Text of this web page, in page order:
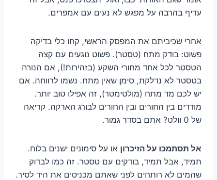
עדיף בהרבה על מפגש לא נעים עם אמפרים.
אחרי שכיביתם את המפסק הראשי, קחו כלי בדיקה
פשוט: בודק מתח (טסטר). פשוט נוגעים עם קצה
הטסטר לכל אחד מחורי השקע (בזהירות!), אם הנורה
בטסטר לא נדלקת, סימן שאין מתח. נשמו לרווחה. אם
יש לכם מד מתח (מולטימטר), זה אפילו טוב יותר.
מודדים בין החורים ובין החורים לבורג הארקה. קריאה
של 0 וולט? אתם בסדר גמור.
אל תסתמכו על הזיכרון או על סימונים ישנים בלוח.
תמיד, אבל תמיד, בודקים עם טסטר. זה כמו לבדוק
שהמים לא רותחים לפני שאתם מכניסים את היד לסיר.